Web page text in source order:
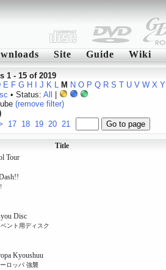
Site Guide Wiki
1 - 15 of 2019
E F G H J K L M N O P Q R S T U V W X Y
• Status: All
(remove filter)
17 18 19 20 21
Title
Tour
Disc
ント用ディスク
Kyoushuu
ロッパ 強襲